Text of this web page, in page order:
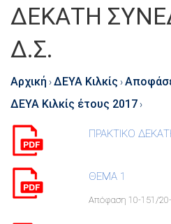
ΔΕΚΑΤΗ
Δ.Σ.
Αρχική ›ΔΕΥΑ Κιλκίς ›
ΔΕΥΑ Κιλκίς έτους 2017 ›
ΠΡΑΚΤΙΚΟ
ΘΕΜΑ 1
Απόφαση 10-151/20-